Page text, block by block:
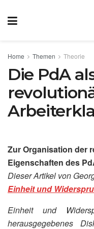
Home Themen Theorie
Die PdA
Zur Organisation der
Eigenschaften des
Dieser Artikel von
Einheit und
Einheit und
herausgegebenes